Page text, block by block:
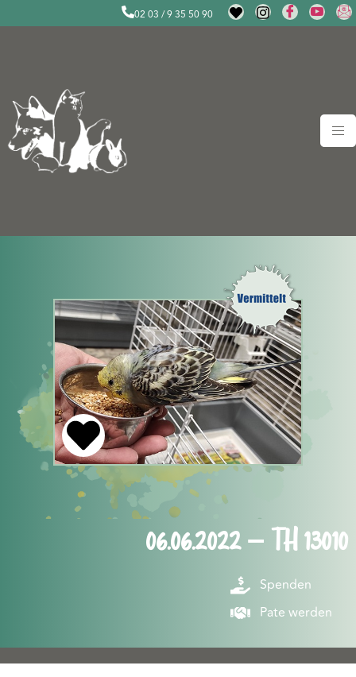
02 03 / 9 35 50 90
06.06.2022 – TH 13010
Spenden
Pate werden